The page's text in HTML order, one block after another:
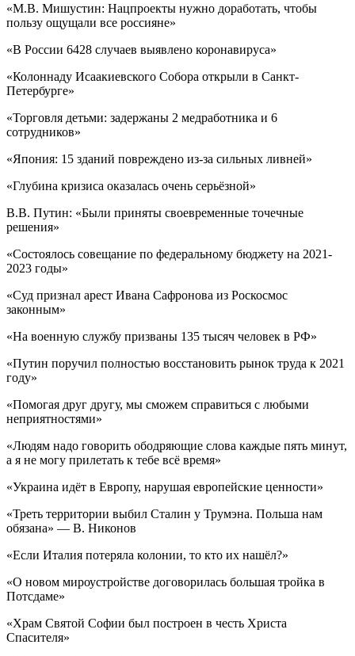
«М.В. Мишустин: Нацпроекты нужно доработать, чтобы
пользу ощущали все россияне»
«В России 6428 случаев выявлено коронавируса»
«Колоннаду Исаакиевского Собора открыли в Санкт-
Петербурге»
«Торговля детьми: задержаны 2 медработника и 6
сотрудников»
«Япония: 15 зданий повреждено из-за сильных ливней»
«Глубина кризиса оказалась очень серьёзной»
В.В. Путин: «Были приняты своевременные точечные
решения»
«Состоялось совещание по федеральному бюджету на 2021-
2023 годы»
«Суд признал арест Ивана Сафронова из Роскосмос
законным»
«На военную службу призваны 135 тысяч человек в РФ»
«Путин поручил полностью восстановить рынок труда к 2021
году»
«Помогая друг другу, мы сможем справиться с любыми
неприятностями»
«Людям надо говорить ободряющие слова каждые пять минут,
а я не могу прилетать к тебе всё время»
«Украина идёт в Европу, нарушая европейские ценности»
«Треть территории выбил Сталин у Трумэна. Польша нам
обязана» — В. Никонов
«Если Италия потеряла колонии, то кто их нашёл?»
«О новом мироустройстве договорилась большая тройка в
Потсдаме»
«Храм Святой Софии был построен в честь Христа
Спасителя»